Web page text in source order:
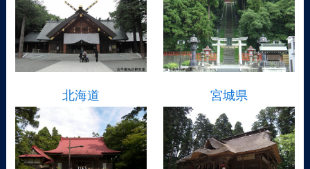
北海道 宮城県